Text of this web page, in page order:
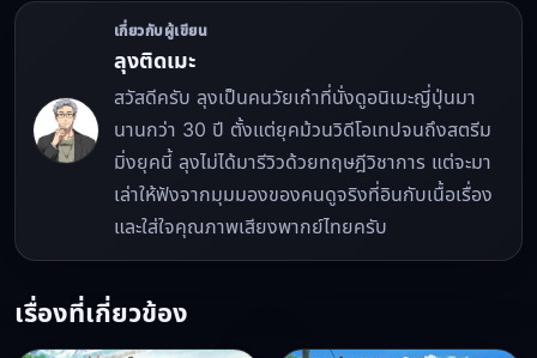
เกี่ยวกับผู้เขียน
ลุงติดเมะ
สวัสดีครับ ลุงเป็นคนวัยเก๋าที่นั่งดูอนิเมะญี่ปุ่นมา
นานกว่า 30 ปี ตั้งแต่ยุคม้วนวิดีโอเทปจนถึงสตรีม
มิ่งยุคนี้ ลุงไม่ได้มารีวิวด้วยทฤษฎีวิชาการ แต่จะมา
เล่าให้ฟังจากมุมมองของคนดูจริงที่อินกับเนื้อเรื่อง
และใส่ใจคุณภาพเสียงพากย์ไทยครับ
เรื่องที่เกี่ยวข้อง